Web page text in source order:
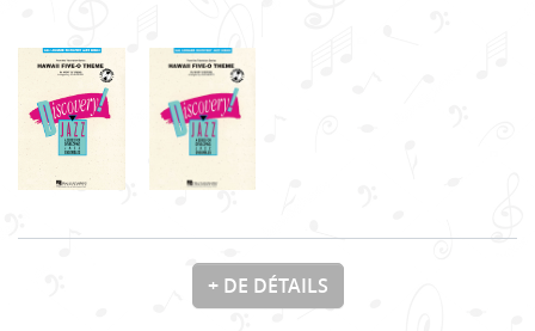
+ DE DÉTAILS